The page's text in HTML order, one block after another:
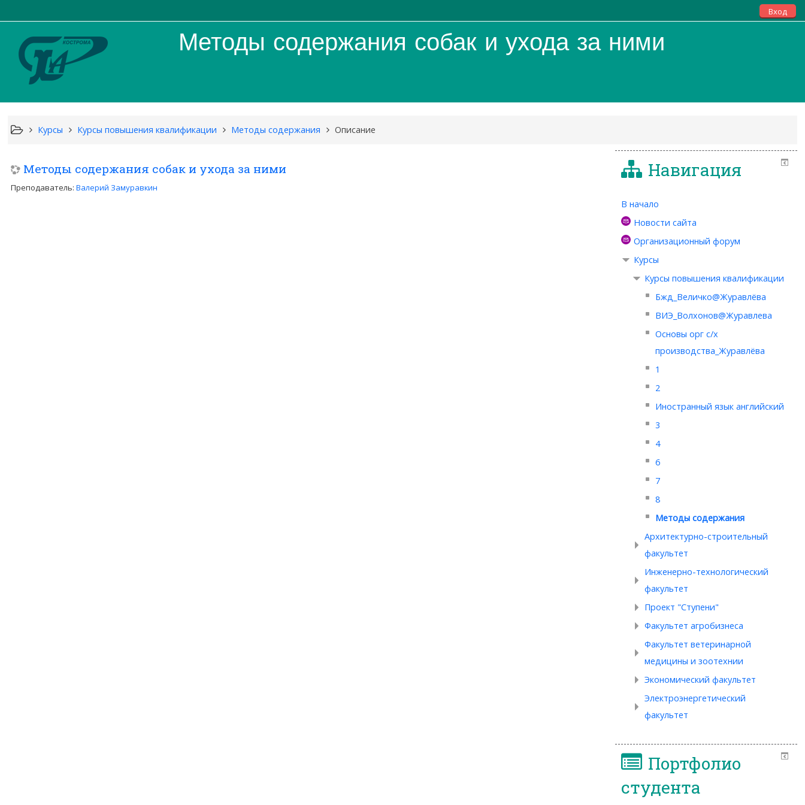
Вход
Методы содержания собак и ухода за ними
Курсы Курсы повышения квалификации Методы содержания Описание
Методы содержания собак и ухода за ними
Преподаватель:Валерий Замуравкин
Навигация
В начало
Новости сайта
Организационный форум
Курсы
Курсы повышения квалификации
Бжд_Величко@Журавлёва
ВИЭ_Волхонов@Журавлева
Основы орг с/х
производства_Журавлёва
1
2
Иностранный язык английский
3
4
6
7
8
Методы содержания
Архитектурно-строительный
факультет
Инженерно-технологический
факультет
Проект "Ступени"
Факультет агробизнеса
Факультет ветеринарной
медицины и зоотехнии
Экономический факультет
Электроэнергетический
факультет
Портфолио
студента